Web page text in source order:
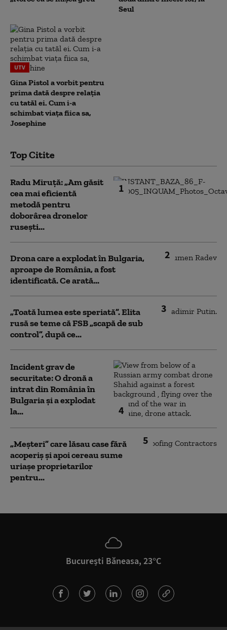
Seul
UTV
Gina Pistol a vorbit pentru
prima dată despre relația
cu tatăl ei. Cum i-a
schimbat viața fiica sa,
Josephine
Top Citite
1
Radu Miruță: „Am găsit
cea mai eficientă
metodă pentru
doborârea dronelor
rusești...
2
Drona care a explodat în Bulgaria,
aproape de România, a fost
identificată. Ce arată...
3
„Toată lumea este speriată”. Elita
rusă se teme că FSB „scapă de sub
control”, după ce...
4
Incident grav de
securitate: O dronă a
intrat din România în
Bulgaria şi a explodat
la...
5
„Meșteri” care lăsau case fără
acoperiș și apoi cereau sume
uriașe proprietarilor
pentru...
București Băneasa, 23°C